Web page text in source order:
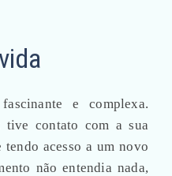
e complexa.
tive contato com a sua
acesso a um novo
não entendia nada,